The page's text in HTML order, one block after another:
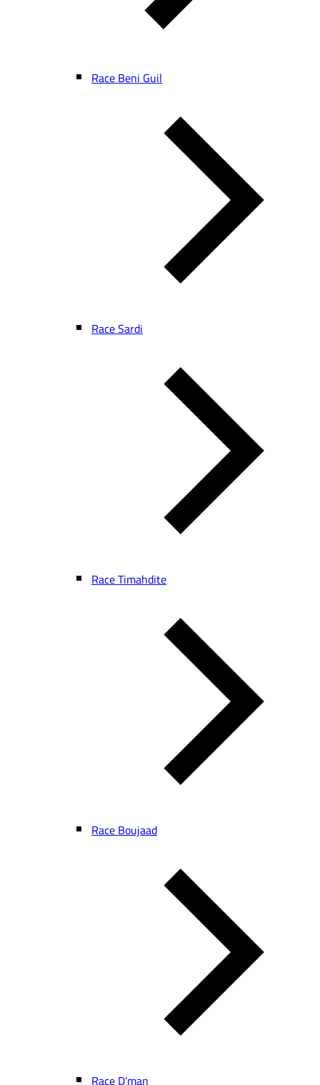
Race Beni Guil
Race Sardi
Race Timahdite
Race Boujaad
Race D’man